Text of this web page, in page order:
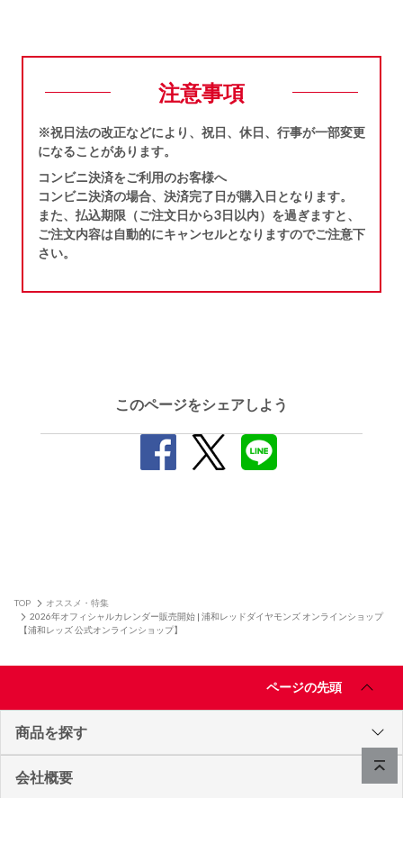
注意事項
※祝日法の改正などにより、祝日、休日、行事が一部変更
になることがあります。
コンビニ決済をご利用のお客様へ
コンビニ決済の場合、決済完了日が購入日となります。
また、払込期限（ご注文日から3日以内）を過ぎますと、
ご注文内容は自動的にキャンセルとなりますのでご注意下
さい。
このページをシェアしよう
TOP
オススメ・特集
2026年オフィシャルカレンダー販売開始 | 浦和レッドダイヤモンズ オンラインショップ
【浦和レッズ 公式オンラインショップ】
ページの先頭
商品を探す
会社概要